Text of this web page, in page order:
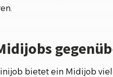
bietet ein Midijob